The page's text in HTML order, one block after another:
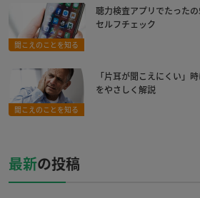
聞こえのことを知る
聴力検査アプリでたった
セルフチェック
聞こえのことを知る
「片耳が聞こえにくい」
をやさしく解説
最新の投稿